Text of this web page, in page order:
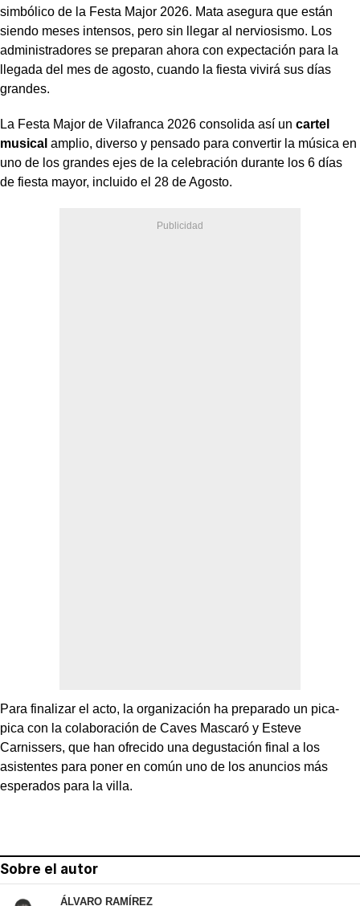
simbólico de la Festa Major 2026. Mata asegura que están
siendo meses intensos, pero sin llegar al nerviosismo. Los
administradores se preparan ahora con expectación para la
llegada del mes de agosto, cuando la fiesta vivirá sus días
grandes.
La Festa Major de Vilafranca 2026 consolida así un cartel
musical amplio, diverso y pensado para convertir la música en
uno de los grandes ejes de la celebración durante los 6 días
de fiesta mayor, incluido el 28 de Agosto.
Para finalizar el acto, la organización ha preparado un pica-
pica con la colaboración de Caves Mascaró y Esteve
Carnissers, que han ofrecido una degustación final a los
asistentes para poner en común uno de los anuncios más
esperados para la villa.
Sobre el autor
ÁLVARO RAMÍREZ